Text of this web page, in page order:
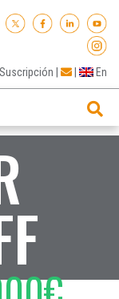
Suscripción | | En